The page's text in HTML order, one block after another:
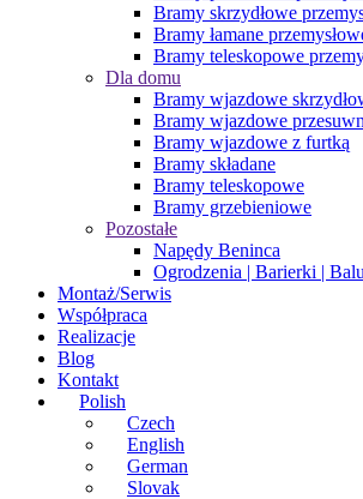
Bramy skrzydłowe
Bramy łamane
Bramy teleskopowe
Dla domu
Bramy wjazdowe
Bramy wjazdowe
Bramy wjazdowe z furtką
Bramy składane
Bramy teleskopowe
Bramy grzebieniowe
Pozostałe
Napędy Beninca
Ogrodzenia | Barierki |
Montaż/Serwis
Współpraca
Realizacje
Blog
Kontakt
Polish
Czech
English
German
Slovak